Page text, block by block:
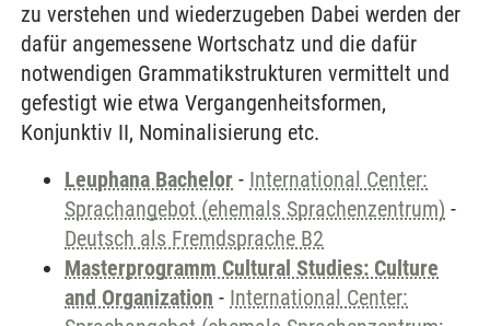
zu verstehen und wiederzugeben Dabei werden der
dafür angemessene Wortschatz und die dafür
notwendigen Grammatikstrukturen vermittelt und
gefestigt wie etwa Vergangenheitsformen,
Konjunktiv II, Nominalisierung etc.
Leuphana Bachelor - International Center:
Sprachangebot (ehemals Sprachenzentrum) -
Deutsch als Fremdsprache B2
Masterprogramm Cultural Studies: Culture
and Organization - International Center: